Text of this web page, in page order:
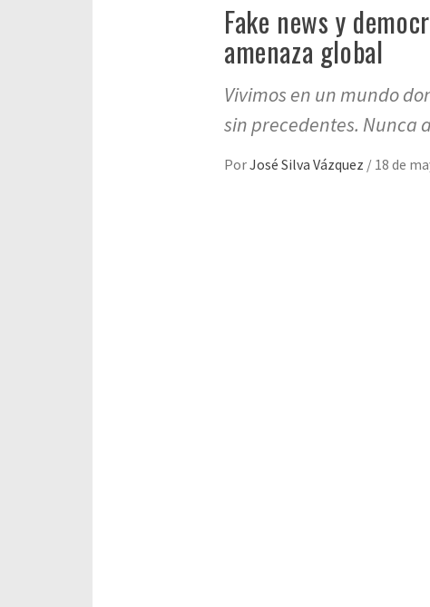
Fake news y
amenaza global
Vivimos en un mundo
sin precedentes. Nunca
PorJosé Silva Vázquez / 18 de